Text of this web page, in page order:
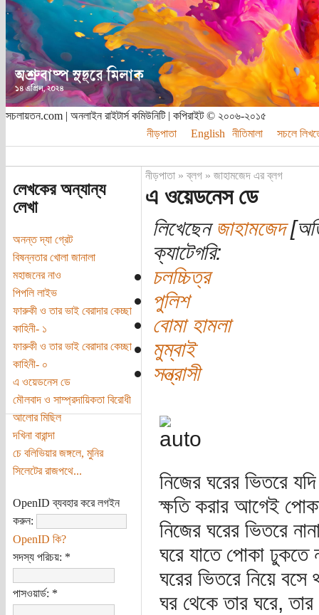
সচলায়তন.com | অনলাইন রাইটার্স কমিউনিটি | কপিরাইট © ২০০৬-২০১৫
নীড়পাতা
English নীতিমালা সচলে
লেখকের অন্যান্য
লেখা
অনন্ত দ্যা গ্রেট
বিষন্নতার খোলা জানালা
মহাজনের নাও
পিপলি লাইভ
ফারুকী ও তার ভাই বেরাদার কেচ্ছা
কাহিনী- ১
ফারুকী ও তার ভাই বেরাদার কেচ্ছা
কাহিনী- ০
এ ওয়েডনেস ডে
মৌলবাদ ও সাম্প্রদায়িকতা বিরোধী
আলোর মিছিল
দখিনা বারান্দা
চে বলিভিয়ার জঙ্গলে, মুনির
সিলেটের রাজপথে...
OpenID ব্যবহার করে লগইন
করুন:
OpenID কি?
সদস্য পরিচয়: *
পাসওয়ার্ড: *
নীড়পাতা»ব্লগ» জাহামজেদ এর ব্লগ
এ ওয়েডনেস ডে
লিখেছেনজাহামজেদ
ক্যাটেগরি:
চলচ্চিত্র
পুলিশ
বোমা হামলা
মুম্বাই
সন্ত্রাসী
নিজের ঘরের ভিতরে
ক্ষতি করার আগেই
নিজের ঘরের ভিতরে
ঘরে যাতে পোকা ঢুকতে
ঘরের ভিতরে নিয়ে
ঘর থেকে তার ঘরে,